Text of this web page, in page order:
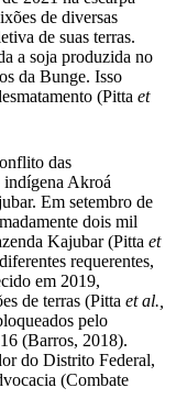
de diversas
de suas terras.
a soja produzida no
da Bunge. Isso
(Pitta et
das
indígena Akroá
Em setembro de
dois mil
Kajubar (Pitta et
requerentes,
em 2019,
de terras (Pitta et al.,
pelo
(Barros, 2018).
do Distrito Federal,
(Combate